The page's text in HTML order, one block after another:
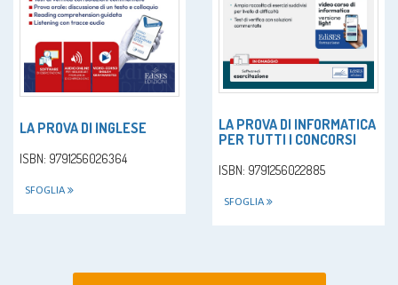
LA PROVA DI INGLESE
ISBN: 9791256026364
SFOGLIA
LA PROVA DI INFORMATICA
PER TUTTI I CONCORSI
ISBN: 9791256022885
SFOGLIA